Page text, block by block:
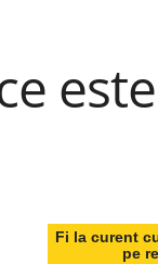
este
Fi la curent
pe